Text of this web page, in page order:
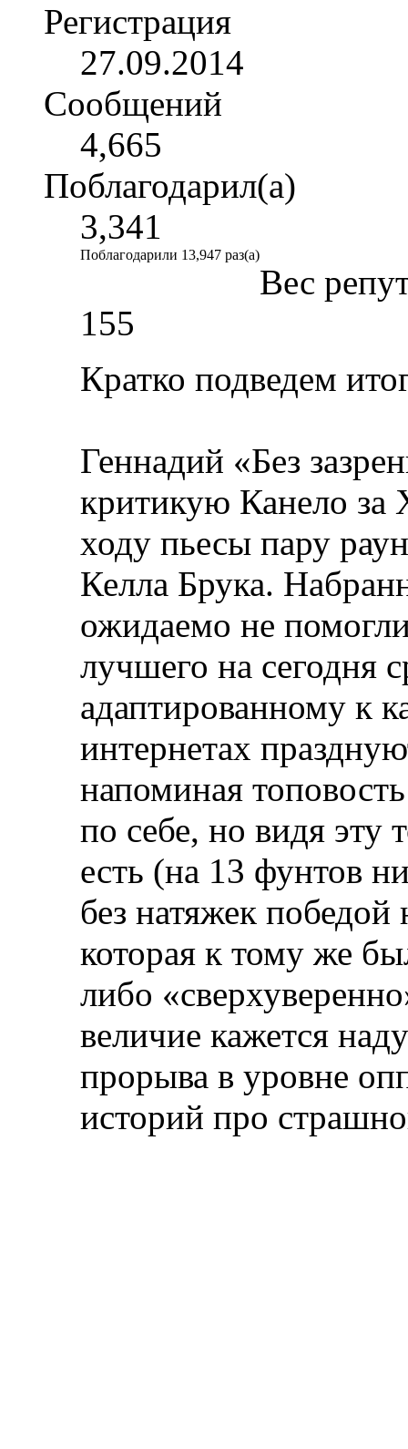
Регистрация
27.09.2014
Сообщений
4,665
Поблагодарил(а)
3,341
Поблагодарили 13,947 раз(а)
Вес
155
Кратко подведем
Геннадий «Без
критикую Канело за
ходу пьесы пару
Келла Брука.
ожидаемо не
лучшего на сегодня
адаптированному к
интернетах
напоминая
по себе, но видя эту
есть (на 13 фунтов
без натяжек
которая к тому же
либо
величие кажется
прорыва в уровне
историй про